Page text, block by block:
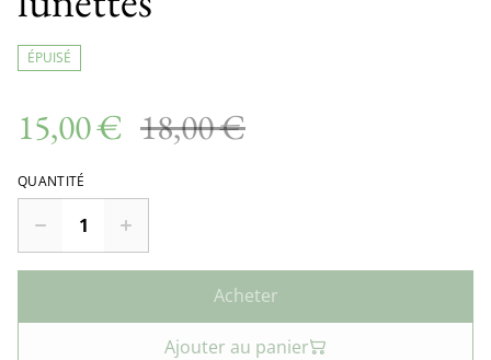
ÉPUISÉ
15,00 € 18,00 €
QUANTITÉ
Acheter
Ajouter au panier